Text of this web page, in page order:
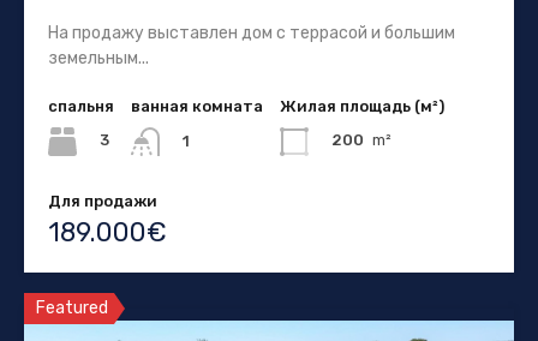
На продажу выставлен дом с террасой и большим
земельным...
спальня
3
ванная комната
1
Жилая площадь (м²)
200 m²
Для продажи
189.000€
Featured